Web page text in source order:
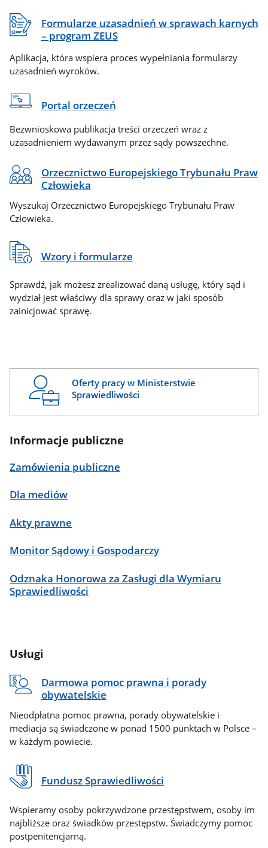
Formularze uzasadnień w sprawach karnych
– program ZEUS
Aplikacja, która wspiera proces wypełniania formularzy
uzasadnień wyroków.
Portal orzeczeń
Bezwnioskowa publikacja treści orzeczeń wraz z
uzasadnieniem wydawanym przez sądy powszechne.
Orzecznictwo Europejskiego Trybunału Praw
Człowieka
Wyszukaj Orzecznictwo Europejskiego Trybunału Praw
Człowieka.
Wzory i formularze
Sprawdź, jak możesz zrealizować daną usługę, który sąd i
wydział jest właściwy dla sprawy oraz w jaki sposób
zainicjować sprawę.
Oferty pracy w Ministerstwie
Sprawiedliwości
Informacje publiczne
Zamówienia publiczne
Dla mediów
Akty prawne
Monitor Sądowy i Gospodarczy
Odznaka Honorowa za Zasługi dla Wymiaru
Sprawiedliwości
Usługi
Darmowa pomoc prawna i porady
obywatelskie
Nieodpłatna pomoc prawna, porady obywatelskie i
mediacja są świadczone w ponad 1500 punktach w Polsce –
w każdym powiecie.
Fundusz Sprawiedliwości
Wspieramy osoby pokrzywdzone przestępstwem, osoby im
najbliższe oraz świadków przestępstw. Świadczymy pomoc
postpenitencjarną.